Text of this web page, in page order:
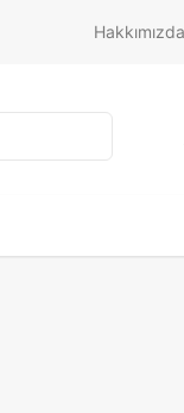
Hakkımızda